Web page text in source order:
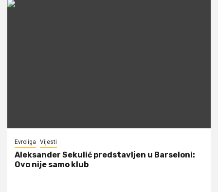
Evroliga Vijesti
Aleksander Sekulić predstavljen u Barseloni:
Ovo nije samo klub